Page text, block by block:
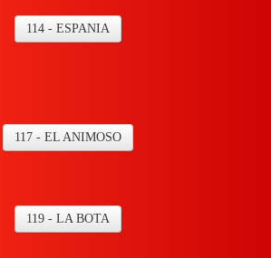
114 - ESPANIA
117 - EL ANIMOSO
119 - LA BOTA